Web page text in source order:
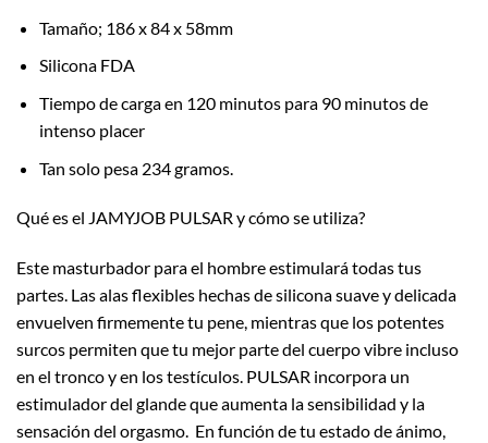
Tamaño; 186 x 84 x 58mm
Silicona FDA
Tiempo de carga en 120 minutos para 90 minutos de
intenso placer
Tan solo pesa 234 gramos.
Qué es el JAMYJOB PULSAR y cómo se utiliza?
Este masturbador para el hombre estimulará todas tus
partes. Las alas flexibles hechas de silicona suave y delicada
envuelven firmemente tu pene, mientras que los potentes
surcos permiten que tu mejor parte del cuerpo vibre incluso
en el tronco y en los testículos. PULSAR incorpora un
estimulador del glande que aumenta la sensibilidad y la
sensación del orgasmo. En función de tu estado de ánimo,